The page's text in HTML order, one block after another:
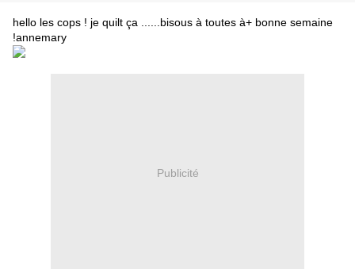
hello les cops ! je quilt ça ......bisous à toutes à+ bonne semaine
!annemary
Publicité